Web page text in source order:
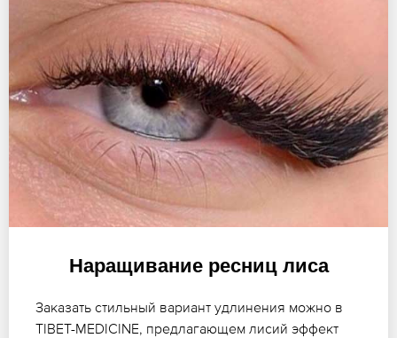
Наращивание ресниц лиса
Заказать стильный вариант удлинения можно в
TIBET-MEDICINE, предлагающем лисий эффект